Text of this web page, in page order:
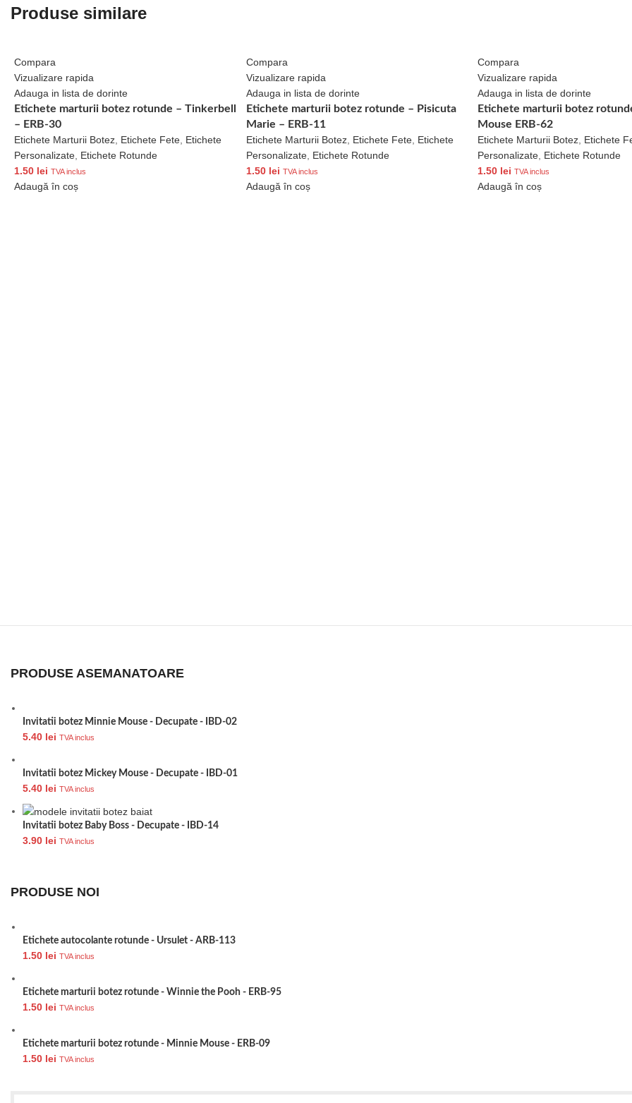
Produse similare
Compara
Vizualizare rapida
Adauga in lista de dorinte
Etichete marturii botez rotunde – Tinkerbell
– ERB-30
Etichete Marturii Botez Etichete Fete Etichete
Personalizate Etichete Rotunde
1.50 lei TVA inclus
Adaugă în coș
Compara
Vizualizare rapida
Adauga in lista de dorinte
Etichete marturii botez rotunde – Pisicuta
Marie – ERB-11
Etichete Marturii Botez, Etichete Fete, Etichete
Personalizate, Etichete Rotunde
1.50 lei TVA inclus
Adaugă în coș
Compara
Vizualizare rapida
Adauga in lista de dorinte
Etichete marturii botez
Mouse ERB-62
Etichete Marturii Botez Etichete
Personalizate Etichete Rotunde
1.50 lei TVA inclus
Adaugă în coș
PRODUSE ASEMANATOARE
Invitatii botez Minnie Mouse - Decupate - IBD-02
5.40 lei TVA inclus
Invitatii botez Mickey Mouse - Decupate - IBD-01
5.40 lei TVA inclus
Invitatii botez Baby Boss - Decupate - IBD-14
3.90 lei TVA inclus
PRODUSE NOI
Etichete autocolante rotunde - Ursulet - ARB-113
1.50 lei TVA inclus
Etichete marturii botez rotunde - Winnie the Pooh - ERB-95
1.50 lei TVA inclus
Etichete marturii botez rotunde - Minnie Mouse - ERB-09
1.50 lei TVA inclus